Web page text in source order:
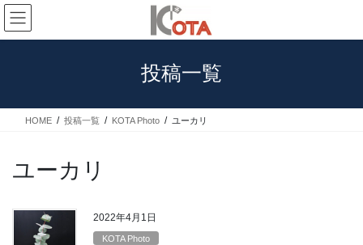
コ
ン
テ
ス
ナ
ビ
ゲ
ン
投稿一覧
HOME 投稿一覧 KOTA Photo ユーカリ
ユーカリ
2022年4月1日
KOTA Photo